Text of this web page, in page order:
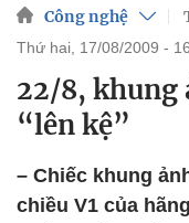
Công nghệ
thứ hai, 17/08/2009 -
22/8, khung
“lên kệ”
– Chiếc khung
chiều V1 của